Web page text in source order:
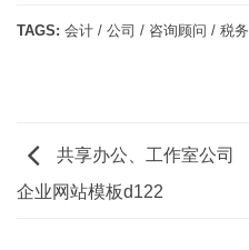
TAGS: 会计 / 公司 / 咨询顾问 / 税务
共享办公、工作室公司
企业网站模板d122